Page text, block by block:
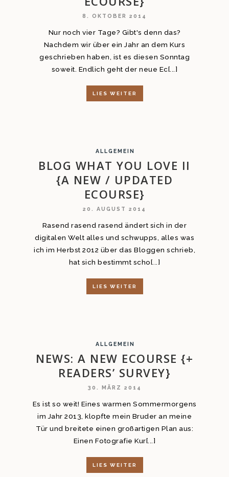
8. OKTOBER 2014
Nur noch vier Tage? Gibt's denn das?
Nachdem wir über ein Jahr an dem Kurs
geschrieben haben, ist es diesen Sonntag
soweit. Endlich geht der neue Ec[...]
LIES WEITER
ALLGEMEIN
BLOG WHAT YOU LOVE II
{A NEW / UPDATED
ECOURSE}
20. AUGUST 2014
Rasend rasend rasend ändert sich in der
digitalen Welt alles und schwupps, alles was
ich im Herbst 2012 über das Bloggen schrieb,
hat sich bestimmt scho[...]
LIES WEITER
ALLGEMEIN
NEWS: A NEW ECOURSE {+
READERS’ SURVEY}
30. MÄRZ 2014
Es ist so weit! Eines warmen Sommermorgens
im Jahr 2013, klopfte mein Bruder an meine
Tür und breitete einen großartigen Plan aus:
Einen Fotografie Kur[...]
LIES WEITER